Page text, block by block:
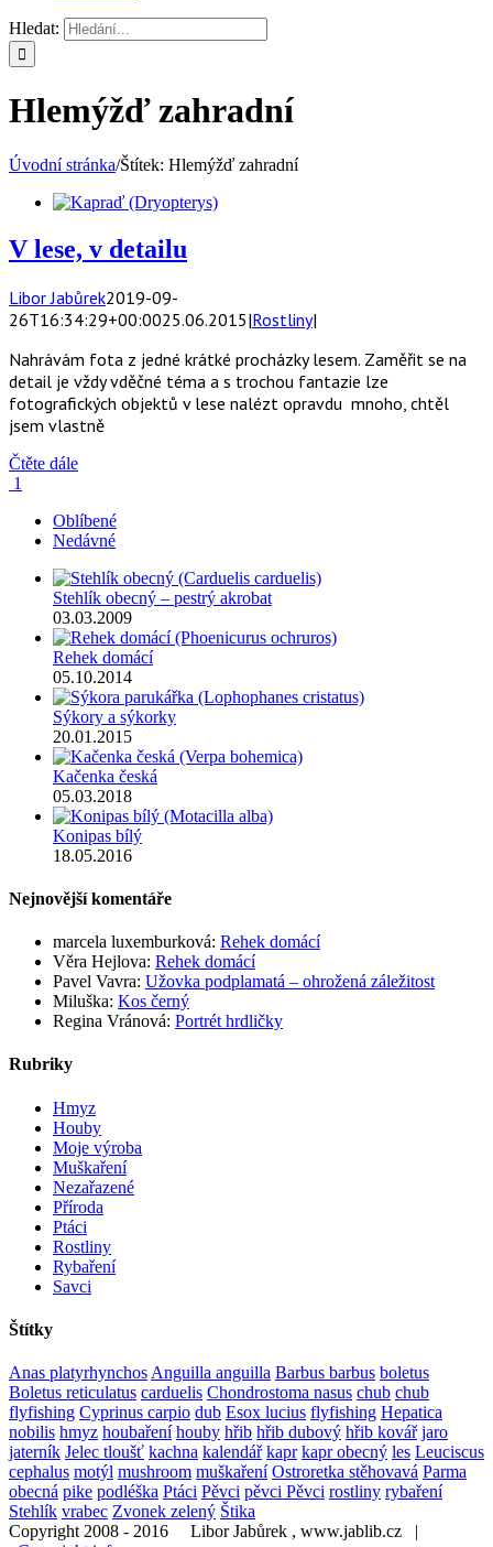
Hledat:
Hlemýžď zahradní
Úvodní stránka/Štítek: Hlemýžď zahradní
V lese, v detailu
Libor Jabůrek2019-09-
26T16:34:29+00:0025.06.2015|Rostliny|
Nahrávám fota z jedné krátké procházky lesem. Zaměřit se na
detail je vždy vděčné téma a s trochou fantazie lze
fotografických objektů v lese nalézt opravdu mnoho, chtěl
jsem vlastně
Čtěte dále
1
Oblíbené
Nedávné
Stehlík obecný – pestrý akrobat
03.03.2009
Rehek domácí
05.10.2014
Sýkory a sýkorky
20.01.2015
Kačenka česká
05.03.2018
Konipas bílý
18.05.2016
Nejnovější komentáře
marcela luxemburková: Rehek domácí
Věra Hejlova: Rehek domácí
Pavel Vavra: Užovka podplamatá – ohrožená záležitost
Miluška: Kos černý
Regina Vránová: Portrét hrdličky
Rubriky
Hmyz
Houby
Moje výroba
Muškaření
Nezařazené
Příroda
Ptáci
Rostliny
Rybaření
Savci
Štítky
Anas platyrhynchos Anguilla anguilla Barbus barbus boletus
Boletus reticulatus carduelis Chondrostoma nasus chub chub
flyfishing Cyprinus carpio dub Esox lucius flyfishing Hepatica
nobilis hmyz houbaření houby hřib hřib dubový hřib kovář jaro
jaterník Jelec tloušť kachna kalendář kapr kapr obecný les Leuciscus
cephalus motýl mushroom muškaření Ostroretka stěhovavá Parma
obecná pike podléška Ptáci Pěvci pěvci Pěvci rostliny rybaření
Stehlík vrabec Zvonek zelený Štika
Copyright 2008 - 2016 Libor Jabůrek , www.jablib.cz |